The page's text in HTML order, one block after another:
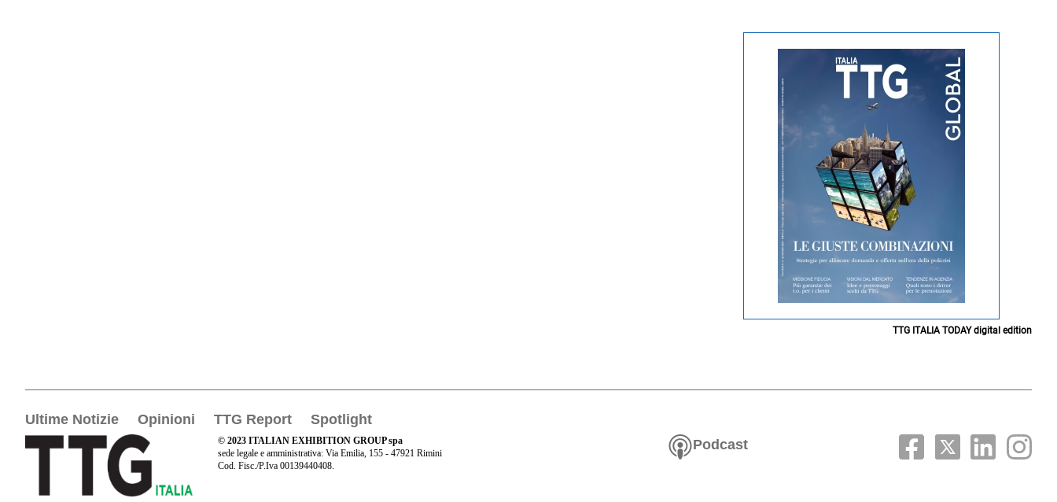
TTG ITALIA TODAY digital edition
Ultime Notizie Opinioni TTG Report Spotlight
© 2023 ITALIAN EXHIBITION GROUP spa
sede legale e amministrativa: Via Emilia, 155 - 47921 Rimini
Cod. Fisc./P.Iva 00139440408.
Podcast